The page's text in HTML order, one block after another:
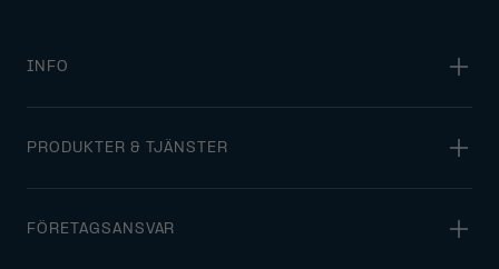
INFO
PRODUKTER & TJÄNSTER
FÖRETAGSANSVAR